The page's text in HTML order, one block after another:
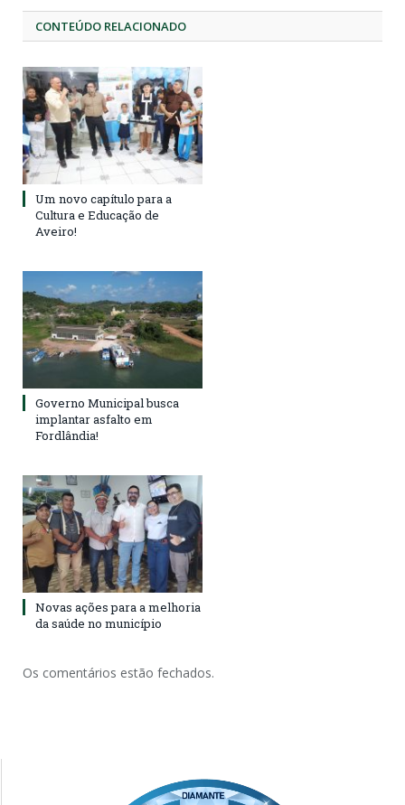
CONTEÚDO RELACIONADO
Um novo capítulo para a
Cultura e Educação de
Aveiro!
Governo Municipal busca
implantar asfalto em
Fordlândia!
Novas ações para a melhoria
da saúde no município
Os comentários estão fechados.